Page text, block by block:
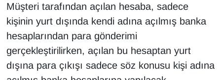
Müşteri tarafından açılan hesaba, sadece
kişinin yurt dışında kendi adına açılmış banka
hesaplarından para gönderimi
gerçekleştirilirken, açılan bu hesaptan yurt
dışına para çıkışı sadece söz konusu kişi adına